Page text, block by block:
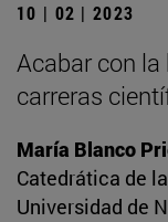
10 | 02 | 2023
Acabar con la
carreras
María Blanco
Catedrática de
Universidad de